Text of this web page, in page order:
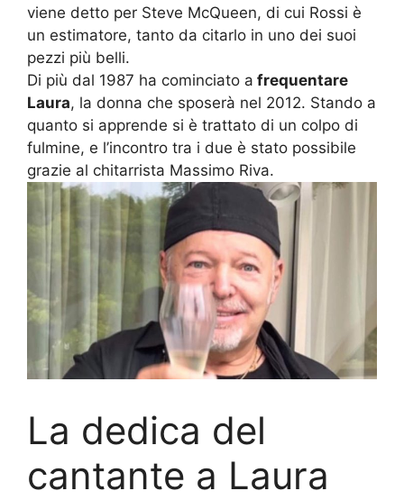
viene detto per Steve McQueen, di cui Rossi è
un estimatore, tanto da citarlo in uno dei suoi
pezzi più belli.
Di più dal 1987 ha cominciato a frequentare
Laura, la donna che sposerà nel 2012. Stando a
quanto si apprende si è trattato di un colpo di
fulmine, e l’incontro tra i due è stato possibile
grazie al chitarrista Massimo Riva.
La dedica del
cantante a Laura